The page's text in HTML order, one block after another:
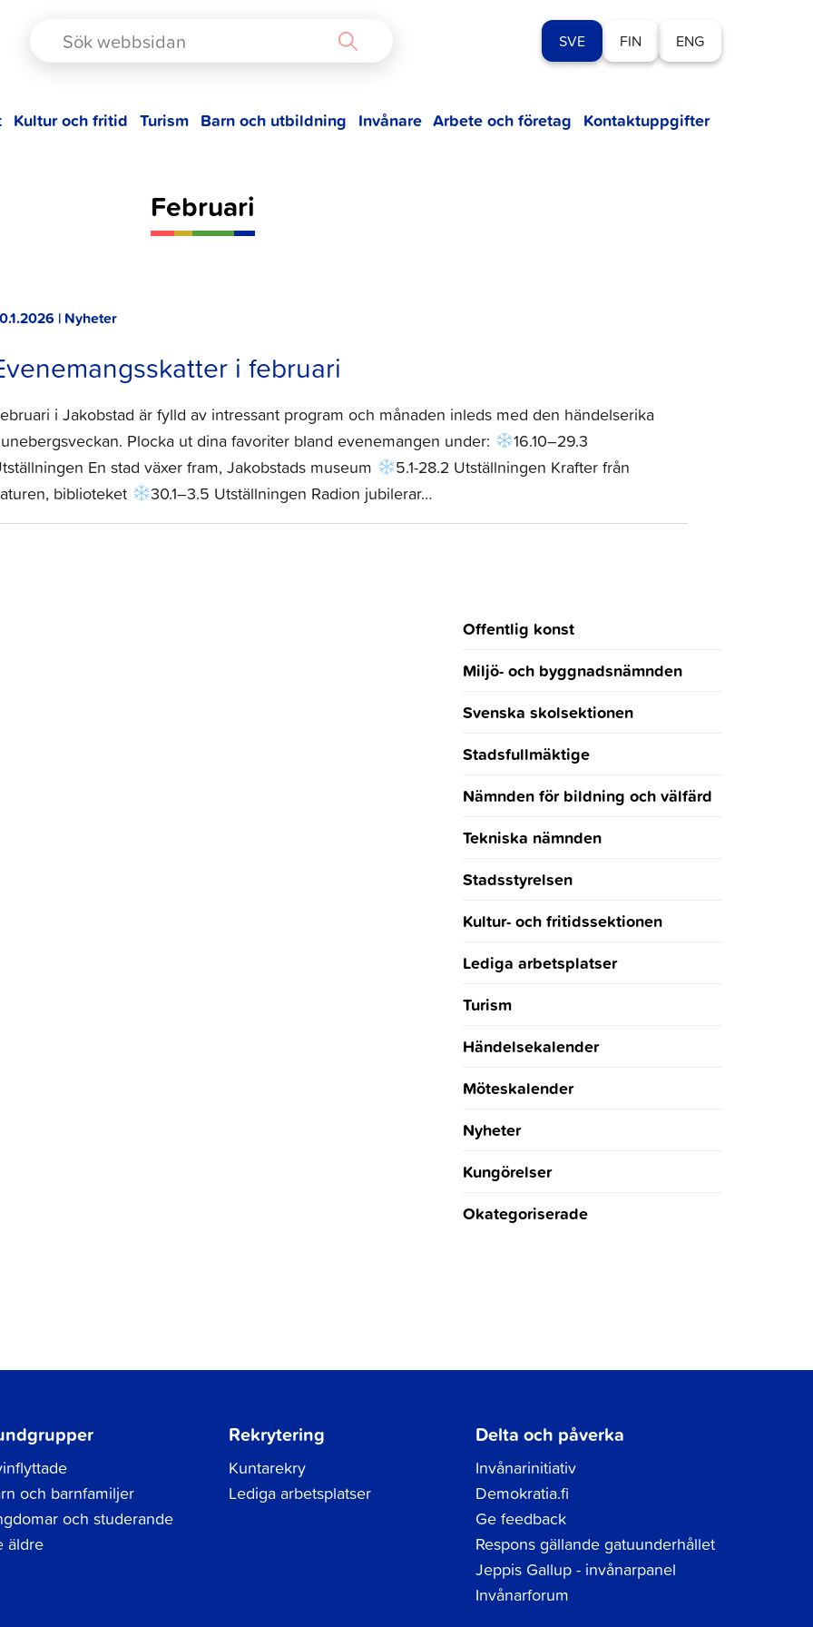
SVE FIN ENG
Kultur och fritid Turism Barn och utbildning Invånare Arbete och företag Kontaktuppgifter
Februari
| Nyheter
i februari
i Jakobstad är fylld av intressant program och månaden inleds med den händelserika
Plocka ut dina favoriter bland evenemangen under:
16.10–29.3
En stad växer fram, Jakobstads museum
5.1-28.2 Utställningen Krafter från
biblioteket
30.1–3.5 Utställningen Radion jubilerar…
Offentlig konst
Miljö- och byggnadsnämnden
Svenska skolsektionen
Stadsfullmäktige
Nämnden för bildning och välfärd
Tekniska nämnden
Stadsstyrelsen
Kultur- och fritidssektionen
Lediga arbetsplatser
Turism
Händelsekalender
Möteskalender
Nyheter
Kungörelser
Okategoriserade
och barnfamiljer
och studerande
äldre
Rekrytering
Kuntarekry
Lediga arbetsplatser
Delta och påverka
Invånarinitiativ
Demokratia.fi
Ge feedback
Respons gällande gatuunderhållet
Jeppis Gallup - invånarpanel
Invånarforum